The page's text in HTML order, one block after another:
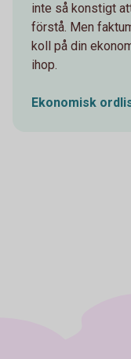
inte så konstigt
förstå. Men
koll på din
ihop.
Ekonomisk